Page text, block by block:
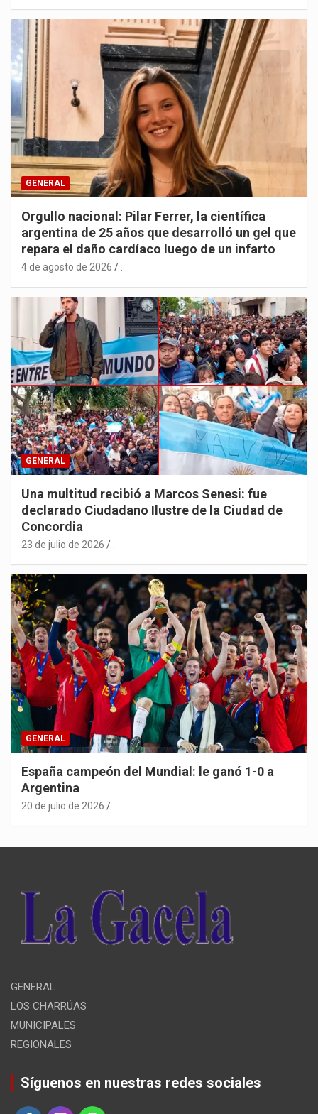
GENERAL
Orgullo nacional: Pilar Ferrer, la científica
argentina de 25 años que desarrolló un gel que
repara el daño cardíaco luego de un infarto
4 de agosto de 2026 .
GENERAL
Una multitud recibió a Marcos Senesi: fue
declarado Ciudadano Ilustre de la Ciudad de
Concordia
23 de julio de 2026
GENERAL
España campeón del Mundial: le ganó 1-0 a
Argentina
20 de julio de 2026
GENERAL
LOS CHARRÚAS
MUNICIPALES
REGIONALES
Síguenos en nuestras redes sociales